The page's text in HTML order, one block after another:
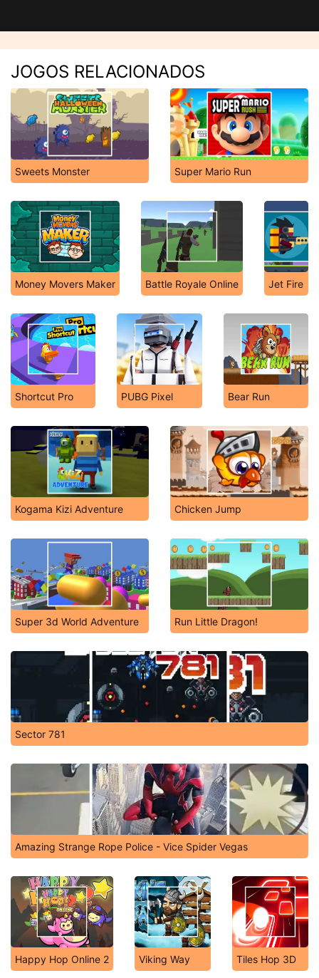
JOGOS RELACIONADOS
Sweets Monster Super Mario Run
Money Movers Maker Battle Royale Online Jet Fire
Shortcut Pro PUBG Pixel Bear Run
Kogama Kizi Adventure Chicken Jump
Super 3d World Adventure Run Little Dragon!
Sector 781
Amazing Strange Rope Police - Vice Spider Vegas
Happy Hop Online 2 Viking Way Tiles Hop 3D